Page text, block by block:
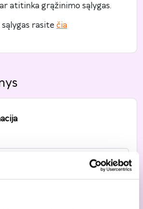
atitinka grąžinimo sąlygas.
rasite čia